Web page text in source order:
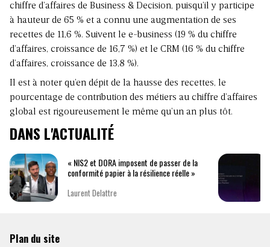
chiffre d’affaires de Business & Decision, puisqu’il y participe
à hauteur de 65 % et a connu une augmentation de ses
recettes de 11,6 %. Suivent le e-business (19 % du chiffre
d’affaires, croissance de 16,7 %) et le CRM (16 % du chiffre
d’affaires, croissance de 13,8 %).
Il est à noter qu’en dépit de la hausse des recettes, le
pourcentage de contribution des métiers au chiffre d’affaires
global est rigoureusement le même qu’un an plus tôt.
DANS L'ACTUALITÉ
« NIS2 et DORA imposent de passer de la
conformité papier à la résilience réelle »
Laurent Delattre
Plan du site